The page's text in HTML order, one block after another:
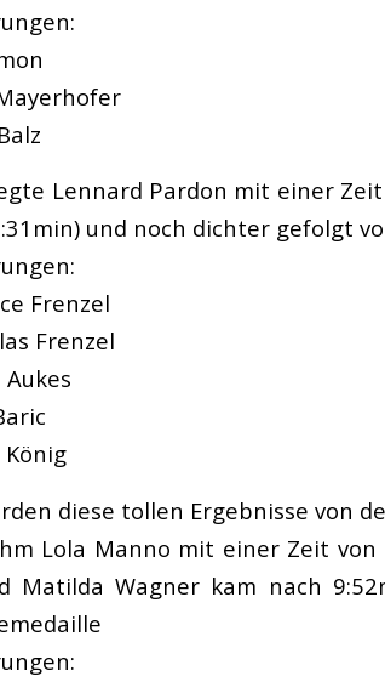
Lennard Pardon mit einer
und noch dichter gefolgt
Frenzel
Frenzel
König
diese tollen Ergebnisse von
Lola Manno mit einer Zeit
Matilda Wagner kam nach